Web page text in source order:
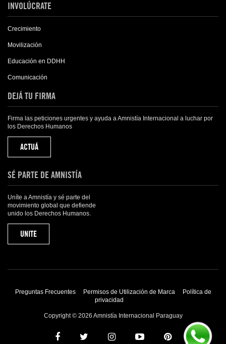
INVOLÚCRATE
Crecimiento
Movilización
Educación en DDHH
Comunicación
DEJÁ TU FIRMA
Firma las peticiones urgentes y ayuda a Amnistía Internacional a luchar por
los Derechos Humanos
ACTUÁ
SÉ PARTE DE AMNISTÍA
Uníte a Amnistía y sé parte del
movimiento global que defiende
unido los Derechos Humanos.
UNITE
Preguntas Frecuentes Permisos de Utilización de Marca
Política de
privacidad
Copyright © 2026 Amnistía Internacional Paraguay